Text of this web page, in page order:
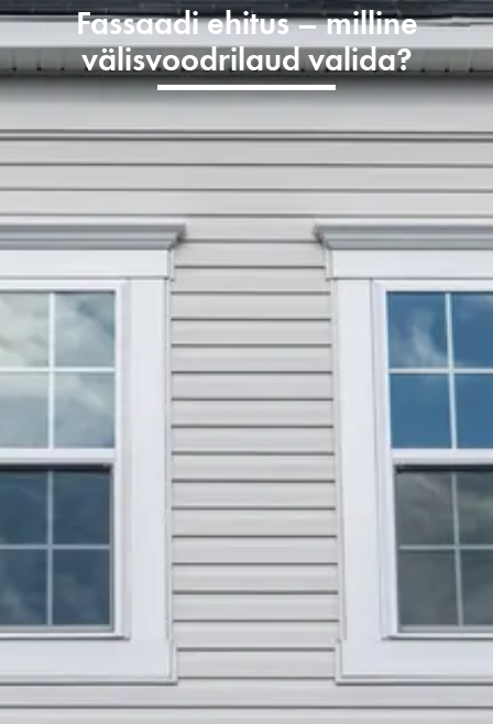
Fassaadi ehitus – milline
välisvoodrilaud valida?